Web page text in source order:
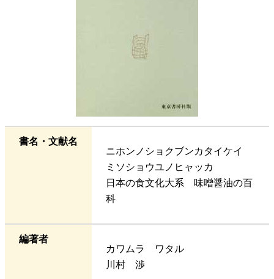
書名・文献名
ニホンノショクブンカタイケイ
ミソショウユノヒャッカ
日本の食文化大系 味噌醤油の百
科
編著者
カワムラ ワタル
川村 渉